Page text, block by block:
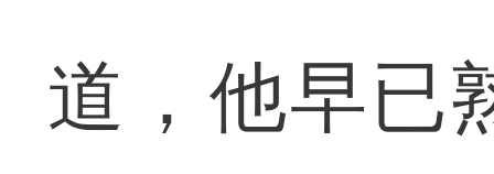
道，他早已